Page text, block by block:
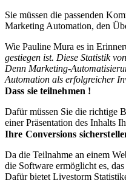
Sie müssen die passenden
Marketing Automation, den
Wie Pauline Mura es in
gestiegen ist. Diese Statistik von
Denn Marketing-
Automation als erfolgreicher
Dass sie teilnehmen !
Dafür müssen Sie die richtige
einer Präsentation des Inhalts
Ihre Conversions
Da die Teilnahme an einem
die Software ermöglicht es,
Dafür bietet Livestorm